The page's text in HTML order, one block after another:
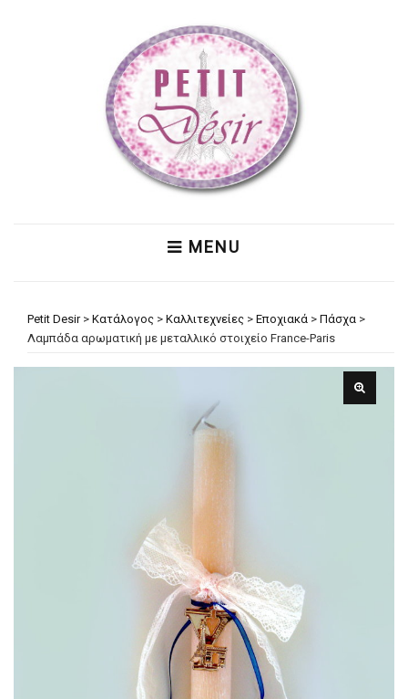
MENU
Petit Desir> Κατάλογος > Καλλιτεχνείες > Εποχιακά > Πάσχα >
Λαμπάδα αρωματική με μεταλλικό στοιχείο France-Paris